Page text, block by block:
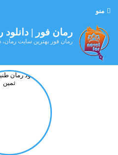
منو
رمان فور | دانلود
رمان فور بهترین سایت رمان،